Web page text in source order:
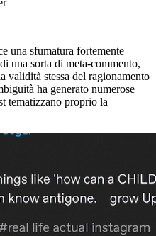
una sfumatura fortemente
una sorta di meta-commento,
validità stessa del ragionamento
ha generato numerose
tematizzano proprio la